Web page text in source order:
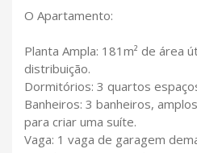
O Apartamento:
Planta Ampla: 181m² de área
distribuição.
Dormitórios: 3 quartos
Banheiros: 3 banheiros,
para criar uma suíte.
Vaga: 1 vaga de garagem